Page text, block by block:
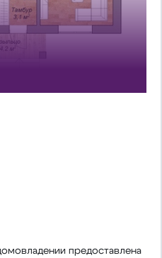
предоставлена